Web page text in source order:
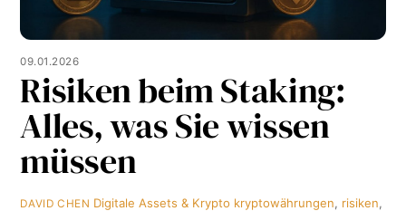
09.01.2026
Risiken beim Staking:
Alles, was Sie wissen
müssen
DAVID CHEN Digitale Assets & Krypto kryptowährungen, risiken,